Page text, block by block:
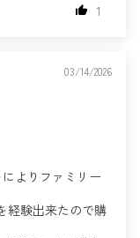
1
03/14/2026
よりファミリー
経験出来たので購